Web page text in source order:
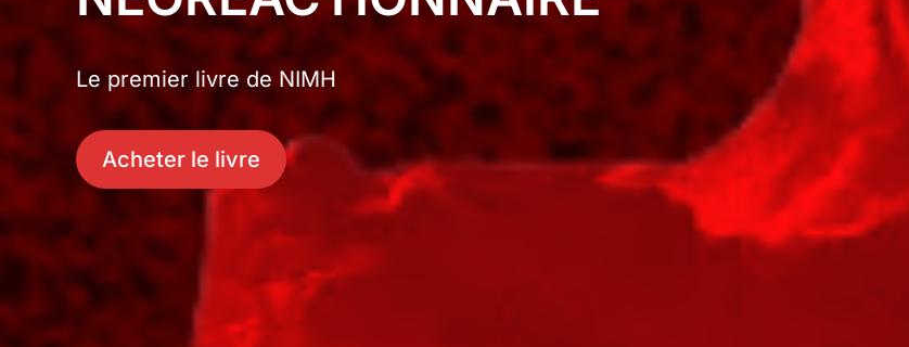
Le premier livre de NIMH
Acheter le livre